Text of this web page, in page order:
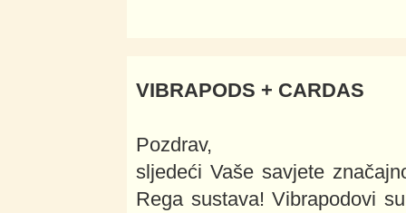
VIBRAPODS + CARDAS
Pozdrav,
sljedeći Vaše savjete
Rega sustava! Vibrapodovi